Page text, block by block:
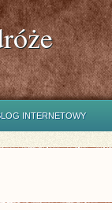
INTERNETOWY